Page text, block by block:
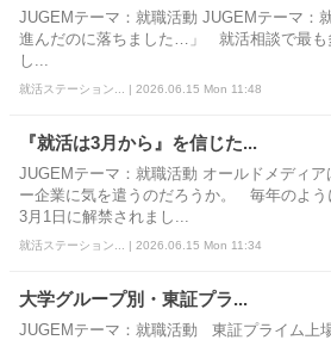
JUGEMテーマ：就職活動 JUGEMテーマ
進んだのに落ちました…」 就活相談で最も
し...
就活ステーション... | 2026.06.15 Mon 11:48
『就活は3月から』を信じた...
JUGEMテーマ：就職活動 オールドメディ
ー企業に気を遣うのだろうか。 毎年のよ
3月1日に解禁されまし...
就活ステーション... | 2026.06.15 Mon 11:34
大学グループ別・東証プラ...
JUGEMテーマ：就職活動 東証プライム上